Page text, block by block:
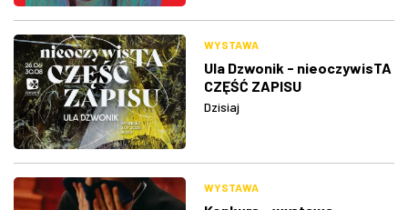
WYSTAWA
Ula Dzwonik - nieoczywisTA
CZĘŚĆ ZAPISU
Dzisiaj
WYSTAWA